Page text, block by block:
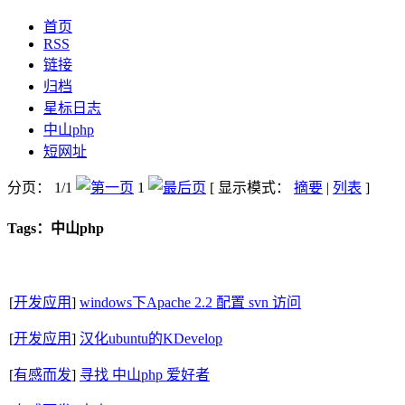
首页
RSS
链接
归档
星标日志
中山php
短网址
分页： 1/1 1 [ 显示模式： 摘要 | 列表 ]
Tags：中山php
[开发应用] windows下Apache 2.2 配置 svn 访问
[开发应用] 汉化ubuntu的KDevelop
[有感而发] 寻找 中山php 爱好者